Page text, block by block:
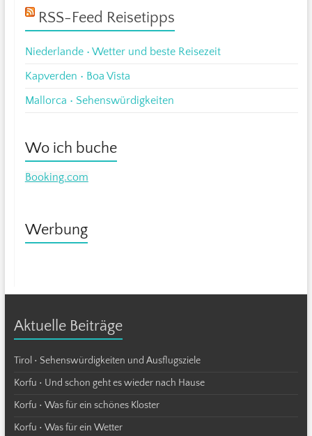
RSS-Feed Reisetipps
Niederlande • Wetter und beste Reisezeit
Kapverden • Boa Vista
Mallorca • Sehenswürdigkeiten
Wo ich buche
Booking.com
Werbung
Aktuelle Beiträge
Tirol • Sehenswürdigkeiten und Ausflugsziele
Korfu • Und schon geht es wieder nach Hause
Korfu • Was für ein schönes Kloster
Korfu • Was für ein Wetter